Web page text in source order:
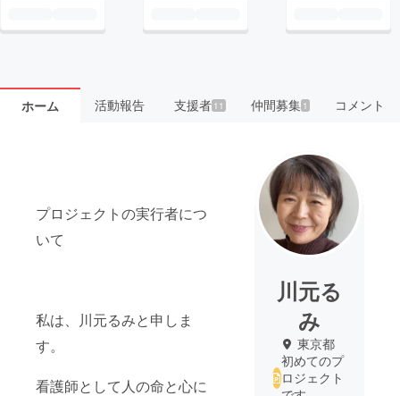
ホーム 活動報告 支援者 11 仲間募集 1 コメント
プロジェクトの実行者につ
いて
私は、川元るみと申しま
す。
看護師として人の命と心に
川元る
み
東京都
初めてのプ
ロジェクト